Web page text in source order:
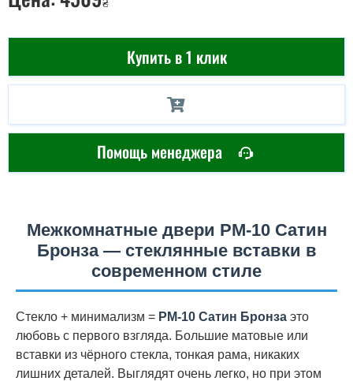
Купить в 1 клик
Помощь менеджера
Межкомнатные двери PM-10 Сатин
Бронза — стеклянные вставки в
современном стиле
Стекло + минимализм = PM-10 Сатин Бронза это
любовь с первого взгляда. Большие матовые или
вставки из чёрного стекла, тонкая рама, никаких
лишних деталей. Выглядят очень легко, но при этом